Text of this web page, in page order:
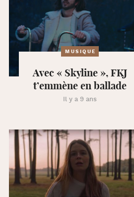
MUSIQUE
Avec « Skyline », FKJ
t’emmène en ballade
Il y a 9 ans